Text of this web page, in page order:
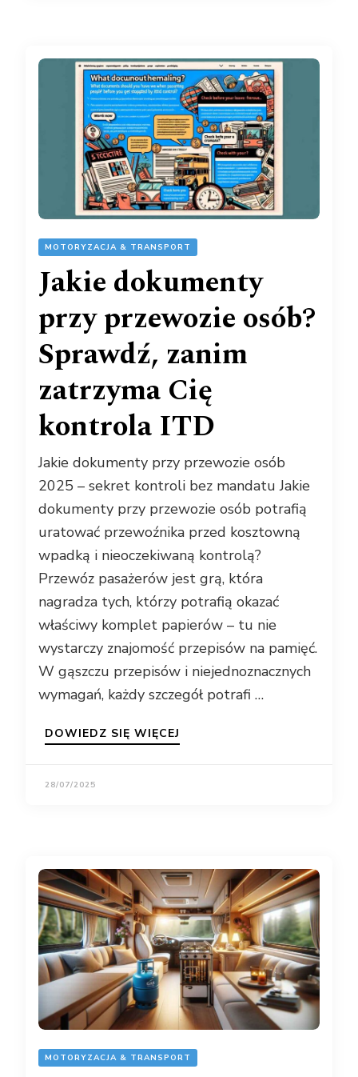
MOTORYZACJA & TRANSPORT
Jakie dokumenty
przy przewozie osób?
Sprawdź, zanim
zatrzyma Cię
kontrola ITD
Jakie dokumenty przy przewozie osób
2025 – sekret kontroli bez mandatu Jakie
dokumenty przy przewozie osób potrafią
uratować przewoźnika przed kosztowną
wpadką i nieoczekiwaną kontrolą?
Przewóz pasażerów jest grą, która
nagradza tych, którzy potrafią okazać
właściwy komplet papierów – tu nie
wystarczy znajomość przepisów na pamięć.
W gąszczu przepisów i niejednoznacznych
wymagań, każdy szczegół potrafi …
DOWIEDZ SIĘ WIĘCEJ
28/07/2025
MOTORYZACJA & TRANSPORT